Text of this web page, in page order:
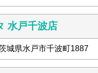
水戸千波店
城県水戸市千波町1887